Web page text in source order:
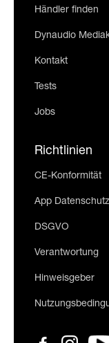
Händler finden
Dynaudio
Kontakt
Tests
Jobs
Richtlinien
CE-Konformität
App
DSGVO
Verantwortung
Hinweisgeber